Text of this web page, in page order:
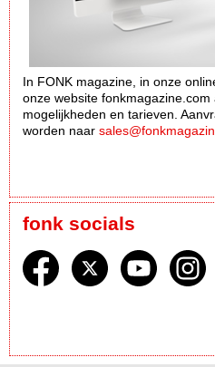
In FONK magazine, in onze
onze website fonkmagazine.com
mogelijkheden en tarieven.
worden naar
fonk socials